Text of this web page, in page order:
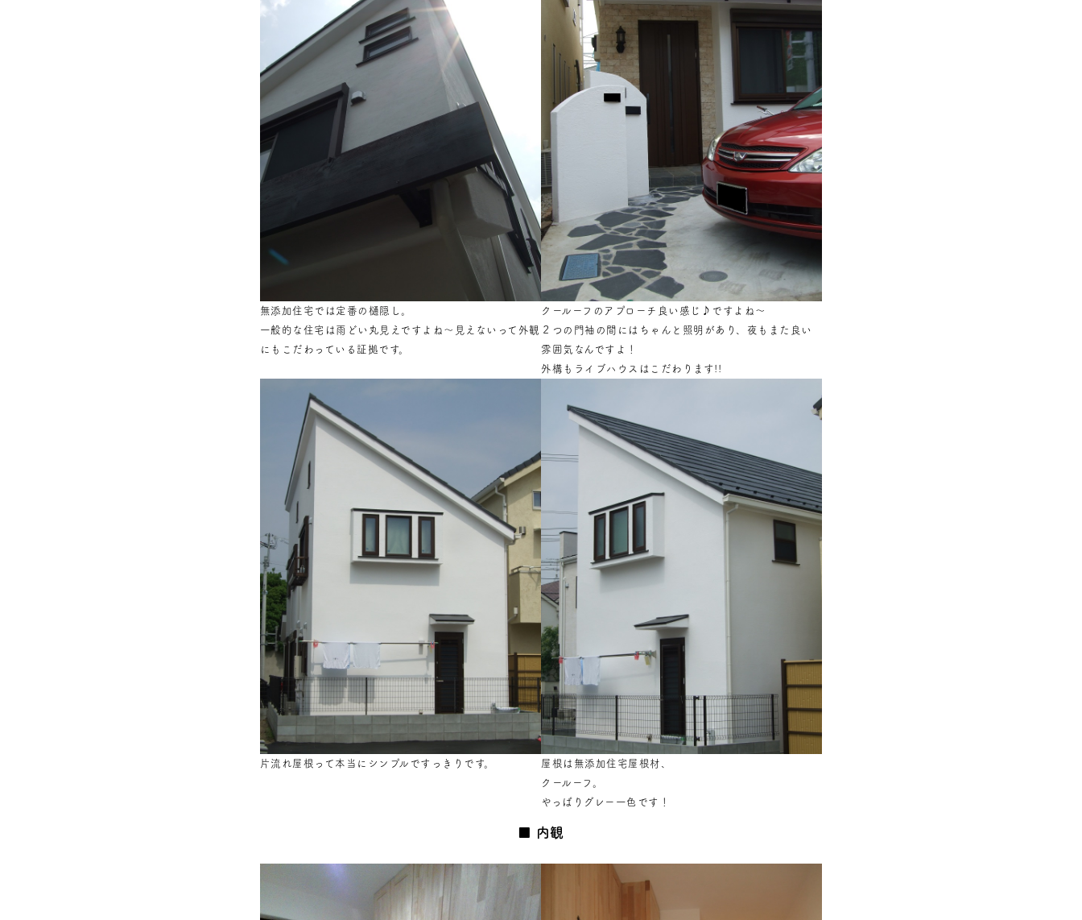
無添加住宅では定番の樋隠し。
一般的な住宅は雨どい丸見えですよね～見えないって外観
にもこだわっている証拠です。
クールーフのアプローチ良い感じ♪ですよね～
２つの門袖の間にはちゃんと照明があり、夜もまた良い
雰囲気なんですよ！
外構もライブハウスはこだわります!!
片流れ屋根って本当にシンプルですっきりです。
屋根は無添加住宅屋根材、
クールーフ。
やっぱりグレー一色です！
内観